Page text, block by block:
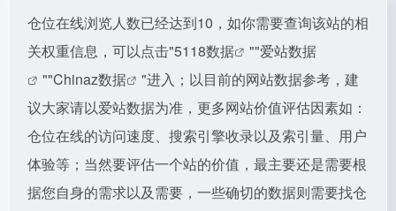
仓位在线浏览人数已经达到10，如你需要查询该站的相
关权重信息，可以点击"5118数据 ""爱站数据
""Chinaz数据
"进入；以目前的网站数据参考，建
议大家请以爱站数据为准，更多网站价值评估因素如：
仓位在线的访问速度、搜索引擎收录以及索引量、用户
体验等；当然要评估一个站的价值，最主要还是需要根
据您自身的需求以及需要，一些确切的数据则需要找仓